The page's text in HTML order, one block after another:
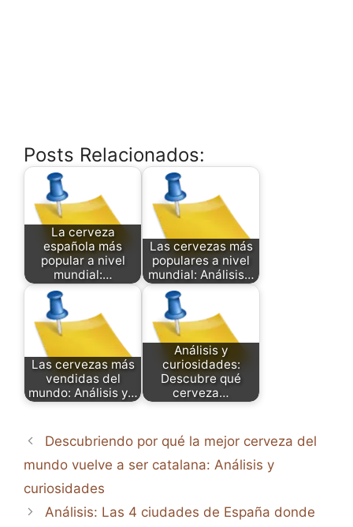
Posts Relacionados:
La cerveza
española más
popular a nivel
mundial:…
Las cervezas más
populares a nivel
mundial: Análisis…
Las cervezas más
vendidas del
mundo: Análisis y…
Análisis y
curiosidades:
Descubre qué
cerveza…
Descubriendo por qué la mejor cerveza del
mundo vuelve a ser catalana: Análisis y
curiosidades
Análisis: Las 4 ciudades de España donde